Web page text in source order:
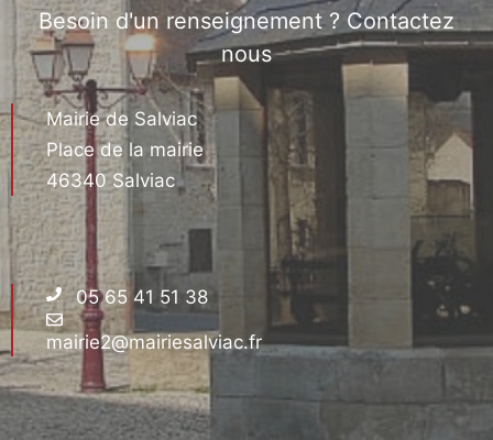
Besoin d'un renseignement ? Contactez
nous
Mairie de Salviac
Place de la mairie
46340 Salviac
05 65 41 51 38
mairie2@mairiesalviac.fr